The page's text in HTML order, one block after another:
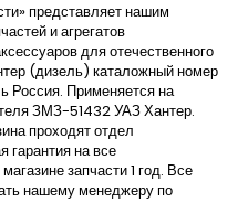
представляет нашим
и агрегатов
для отечественного
(дизель) каталожный номер
Россия. Применяется на
ЗМЗ-51432 УАЗ Хантер.
проходят отдел
гарантия на все
запчасти 1 год. Все
нашему менеджеру по